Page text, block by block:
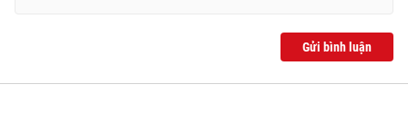
Gửi bình luận